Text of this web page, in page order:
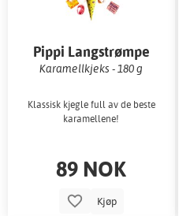
Pippi Langstrømpe
Karamellkjeks - 180 g
Klassisk kjegle full av de beste
karamellene!
89 NOK
Kjøp